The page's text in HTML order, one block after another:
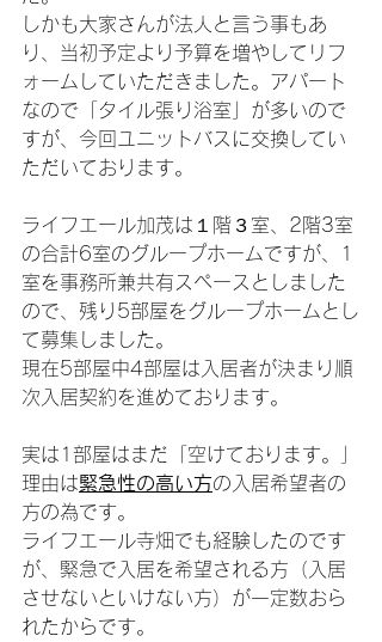
しかも大家さんが法人と言う事もあ
り、当初予定より予算を増やしてリフ
ォームしていただきました。アパート
なので「タイル張り浴室」が多いので
すが、今回ユニットバスに交換してい
ただいております。
ライフエール加茂は１階３室、2階3室
の合計6室のグループホームですが、1
室を事務所兼共有スペースとしました
ので、残り5部屋をグループホームとし
て募集しました。
現在5部屋中4部屋は入居者が決まり順
次入居契約を進めております。
実は1部屋はまだ「空けております。」
理由は緊急性の高い方の入居希望者の
方の為です。
ライフエール寺畑でも経験したのです
が、緊急で入居を希望される方（入居
させないといけない方）が一定数おら
れたからです。